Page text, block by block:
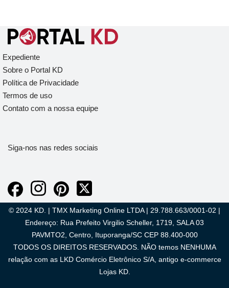
Expediente
Sobre o Portal KD
Política de Privacidade
Termos de uso
Contato com a nossa equipe
Siga-nos nas redes sociais
© 2024 KD. | TMX Marketing Online LTDA | 29.788.663/0001-02 |
Endereço: Rua Prefeito Virgilio Scheller, 1719, SALA 03
PAVMTO2, Centro, Ituporanga/SC CEP 88.400-000
TODOS OS DIREITOS RESERVADOS. NÃO temos NENHUMA
relação com as LKD Comércio Eletrônico S/A, antigo e-commerce
Lojas KD.